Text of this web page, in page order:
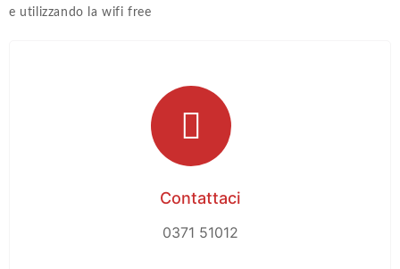
e utilizzando la wifi free
Contattaci
0371 51012